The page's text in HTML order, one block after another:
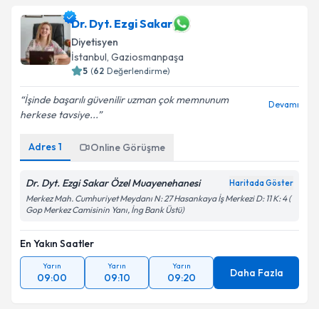
Dr. Dyt. Ezgi Sakar
Diyetisyen
İstanbul, Gaziosmanpaşa
5 (62 Değerlendirme)
İşinde başarılı güvenilir uzman çok memnunum
herkese tavsiye...
Devamı
Adres 1 Online Görüşme
Dr. Dyt. Ezgi Sakar Özel Muayenehanesi Haritada Göster
Merkez Mah. Cumhuriyet Meydanı N: 27 Hasankaya İş Merkezi D: 11 K: 4 (
Gop Merkez Camisinin Yanı, İng Bank Üstü)
En Yakın Saatler
Yarın
09:00
Yarın
09:10
Yarın
09:20 Daha Fazla